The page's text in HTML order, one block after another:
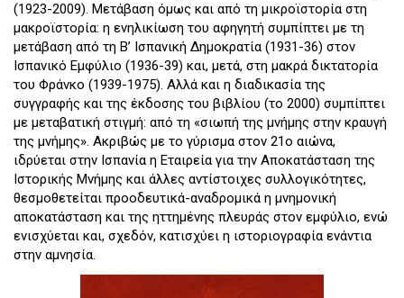
(1923-2009). Μετάβαση όμως και από τη μικροϊστορία στη
μακροϊστορία: η ενηλικίωση του αφηγητή συμπίπτει με τη
μετάβαση από τη Β’ Ισπανική Δημοκρατία (1931-36) στον
Ισπανικό Εμφύλιο (1936-39) και, μετά, στη μακρά δικτατορία
του Φράνκο (1939-1975). Αλλά και η διαδικασία της
συγγραφής και της έκδοσης του βιβλίου (το 2000) συμπίπτει
με μεταβατική στιγμή: από τη «σιωπή της μνήμης στην κραυγή
της μνήμης». Ακριβώς με το γύρισμα στον 21ο αιώνα,
ιδρύεται στην Ισπανία η Εταιρεία για την Αποκατάσταση της
Ιστορικής Μνήμης και άλλες αντίστοιχες συλλογικότητες,
θεσμοθετείται προοδευτικά-αναδρομικά η μνημονική
αποκατάσταση και της ηττημένης πλευράς στον εμφύλιο, ενώ
ενισχύεται και, σχεδόν, κατισχύει η ιστοριογραφία ενάντια
στην αμνησία.